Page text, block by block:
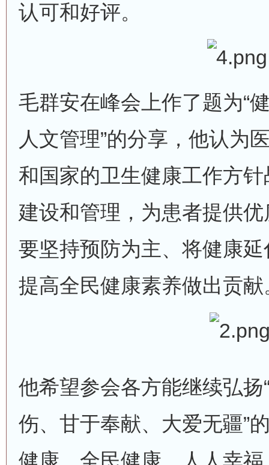
认可和好评。
毛群安在峰会上作了题为“
人文管理”的分享，他认为
和国家的卫生健康工作方
建设和管理，为患者提供
要坚持预防为主、将健康
提高全民健康素养做出贡献
他希望参会各方能继续弘
伤、甘于奉献、大爱无疆”
健康、全民健康，人人幸